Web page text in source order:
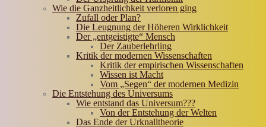
Wie die Ganzheitlichkeit verloren ging
Zufall oder Plan?
Die Leugnung der Höheren Wirklichkeit
Der „entgeistigte“ Mensch
Der Zauberlehrling
Kritik der modernen Wissenschaften
Kritik der empirischen Wissenschaften
Wissen ist Macht
Vom „Segen“ der modernen Medizin
Die Entstehung des Universums
Wie entstand das Universum???
Von der Entstehung der Welten
Das Ende der Urknalltheorie